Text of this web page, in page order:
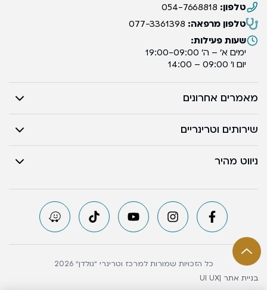
טלפון: 054-7668818
טלפון מרפאה: 077-3361398
שעות פעילות:
ימים א’ – ה’ 19:00-09:00
יום ו’ 09:00 – 14:00
מאמרים אחרונים
שירותים וטרינריים
ניווט מהיר
כל הזכויות שמורות למרכז וטרינרי ״גולדן״ 2026
בניית אתר |UI UX